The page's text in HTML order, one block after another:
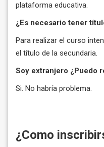
plataforma educativa.
¿Es necesario tener
Para realizar el curso
el título de la secundaria.
Soy extranjero ¿Puedo
Si. No habría problema.
¿Como